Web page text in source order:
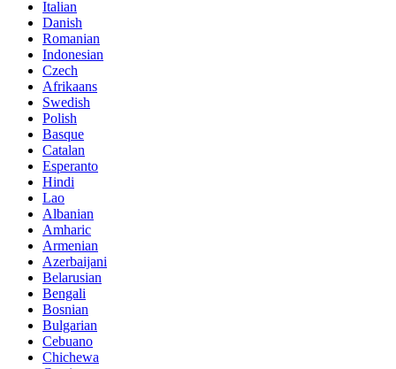
Italian
Danish
Romanian
Indonesian
Czech
Afrikaans
Swedish
Polish
Basque
Catalan
Esperanto
Hindi
Lao
Albanian
Amharic
Armenian
Azerbaijani
Belarusian
Bengali
Bosnian
Bulgarian
Cebuano
Chichewa